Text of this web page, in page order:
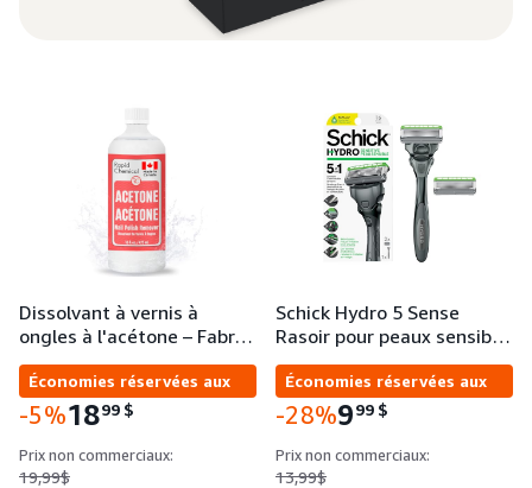
Dissolvant à vernis à
ongles à l'acétone – Fabr…
Économies réservées aux
entreprises
-5%1899 $
Prix non commerciaux:
19,99$
Schick Hydro 5 Sense
Rasoir pour peaux sensib…
Économies réservées aux
entreprises
-28%999 $
Prix non commerciaux:
13,99$